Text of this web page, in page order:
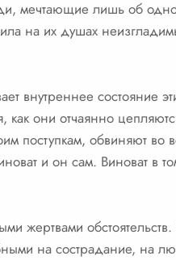
мечтающие лишь об
на их душах
внутреннее состояние
как они отчаянно
поступкам, обвиняют во
и он сам. Виноват в
жертвами
на сострадание, на